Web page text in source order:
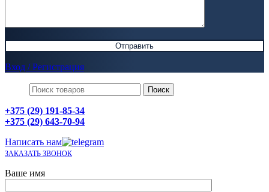
Вход / Регистрация
Поиск
+375 (29) 191-85-34
+375 (29) 643-70-94
Написать нам
ЗАКАЗАТЬ ЗВОНОК
Ваше имя